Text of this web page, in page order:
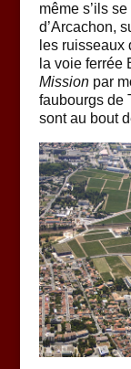
même s’ils
d’Arcachon,
les ruisseaux
la voie ferrée
Mission par
faubourgs de
sont au bout